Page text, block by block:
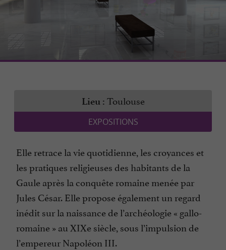
Lieu : Toulouse
EXPOSITIONS
Elle retrace la vie quotidienne, les croyances et
les pratiques religieuses des habitants de la
Gaule après la conquête romaine menée par
Jules César. Elle propose également un regard
inédit sur la naissance de l’archéologie « gallo-
romaine » au XIXe siècle, sous l’impulsion de
l’empereur Napoléon III.